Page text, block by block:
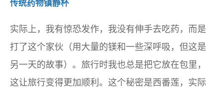
传统药物镇静杯
实际上，我有惊恐发作，我没有伸手去吃药，而是
打了这个家伙（用大量的镁和一些深呼吸，但这是
另一天的故事）。旅行时我也总是把它放在包里，
这让旅行变得更加顺利。这个秘密是西番莲，实际